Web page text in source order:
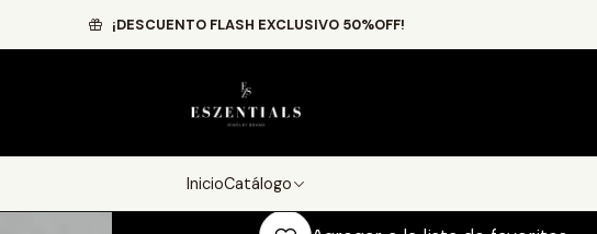
InicioCatálogo
¡DESCUENTO FLASH EXCLUSIVO 50%OFF!
Catálogo Mini Hoops NEW! Croissant hoops 12mm
Croissant hoops 12mm
Cantidad